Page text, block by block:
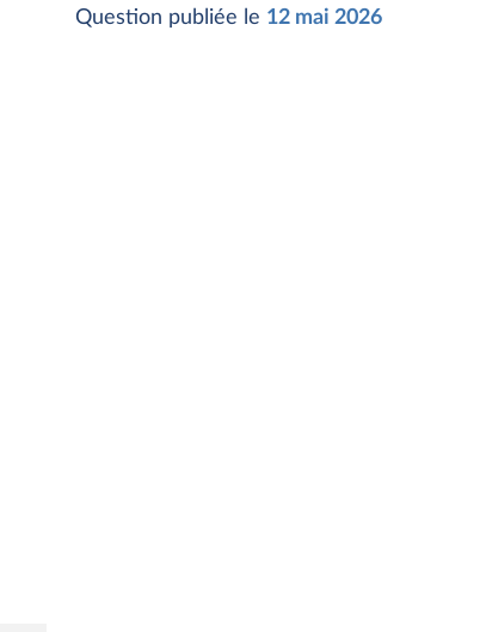
Question publiée le 12 mai 2026